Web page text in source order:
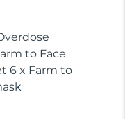
to Face
6 x Farm to